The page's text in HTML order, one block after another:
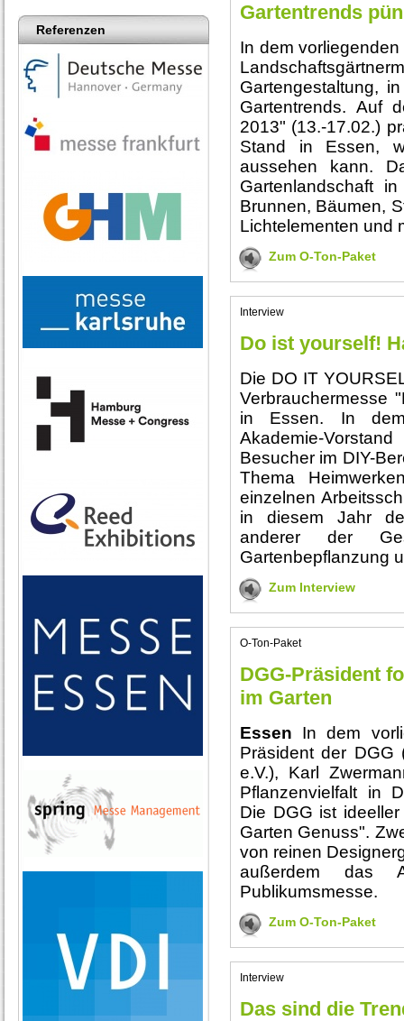
Referenzen
Gartentrends
In dem
Gartengestaltung,
Gartentrends. Auf
2013" (13.-17.02.)
Stand in Essen,
aussehen kann.
Gartenlandschaft
Brunnen, Bäumen,
Lichtelementen und
Zum O-Ton-Paket
Interview
Do ist yourself!
Die DO IT
Verbrauchermesse
in Essen. In dem
Akademie-
Besucher im DIY-
Thema
einzelnen
in diesem Jahr
anderer der
Gartenbepflanzung
Zum Interview
O-Ton-Paket
DGG-Präsident
im Garten
Essen In dem
Präsident der DGG
e.V.), Karl
Pflanzenvielfalt in
Die DGG ist
Garten Genuss".
von reinen
außerdem das
Publikumsmesse.
Zum O-Ton-Paket
Interview
Das sind die